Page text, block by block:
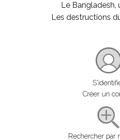
Le Bangladesh,
Les destructions
Créer un
Rechercher par